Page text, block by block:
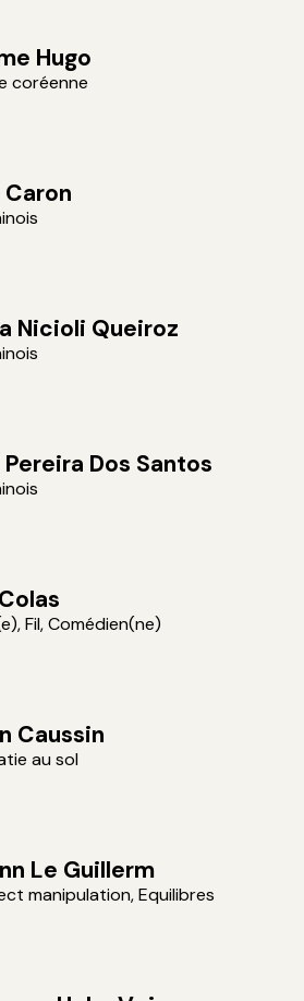
Hugo
coréenne
Nicioli Queiroz
Dos Santos
Fil, Comédien(ne)
Caussin
au sol
Le Guillerm
manipulation, Equilibres